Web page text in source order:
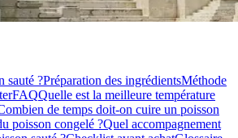
sauté ?Préparation des ingrédientsMéthode
FAQQuelle est la meilleure température
de temps doit-on cuire un poisson
poisson congelé ?Quel accompagnement